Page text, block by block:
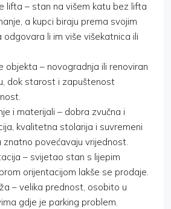
lifta – stan na višem katu bez lifta
a kupci biraju prema svojim
odgovara li im više višekatnica ili
objekta – novogradnja ili renoviran
dok starost i zapuštenost
i materijali – dobra zvučna i
kvalitetna stolarija i suvremeni
znatno povećavaju vrijednost.
– svijetao stan s lijepim
orijentacijom lakše se prodaje.
– velika prednost, osobito u
gdje je parking problem.